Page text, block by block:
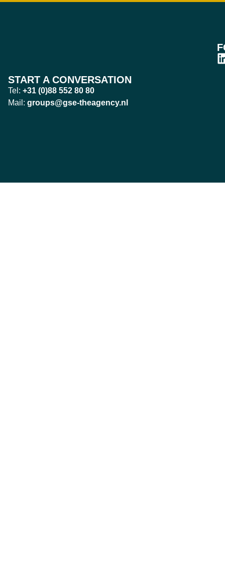
START A CONVERSATION
Tel: +31 (0)88 552 80 80
Mail: groups@gse-theagency.nl